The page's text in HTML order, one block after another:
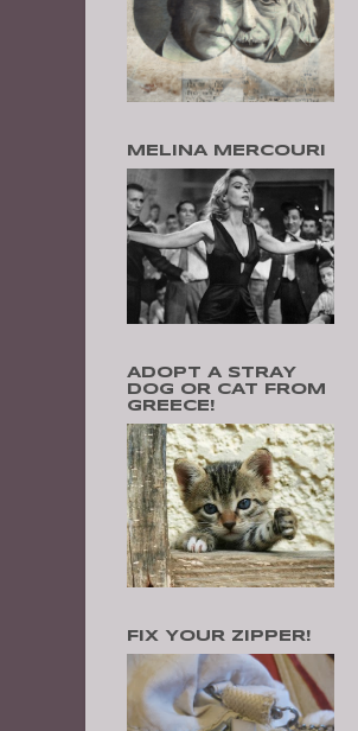
MELINA MERCOURI
ADOPT A STRAY
DOG OR CAT FROM
GREECE!
FIX YOUR ZIPPER!